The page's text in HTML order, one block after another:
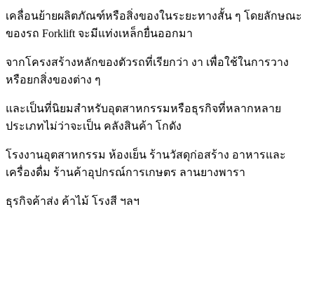
เคลื่อนย้ายผลิตภัณฑ์หรือสิ่งของในระยะทางสั้น ๆ โดยลักษณะ
ของรถ Forklift จะมีแท่งเหล็กยื่นออกมา
จากโครงสร้างหลักของตัวรถที่เรียกว่า งา เพื่อใช้ในการวาง
หรือยกสิ่งของต่าง ๆ
และเป็นที่นิยมสําหรับอุตสาหกรรมหรือธุรกิจที่หลากหลาย
ประเภทไม่ว่าจะเป็น คลังสินค้า โกดัง
โรงงานอุตสาหกรรม ห้องเย็น ร้านวัสดุก่อสร้าง อาหารและ
เครื่องดื่ม ร้านค้าอุปกรณ์การเกษตร ลานยางพารา
ธุรกิจค้าส่ง ค้าไม้ โรงสี ฯลฯ